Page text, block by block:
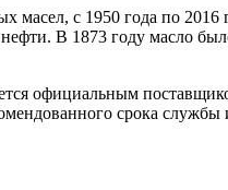
масел, c 1950 года по
В 1873 году масло
официальным
срока службы